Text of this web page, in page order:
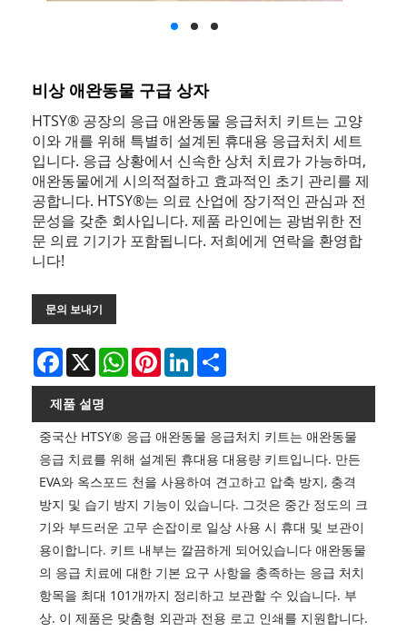
비상 애완동물 구급 상자
HTSY® 공장의 응급 애완동물 응급처치 키트는 고양
이와 개를 위해 특별히 설계된 휴대용 응급처치 세트
입니다. 응급 상황에서 신속한 상처 치료가 가능하며,
애완동물에게 시의적절하고 효과적인 초기 관리를 제
공합니다. HTSY®는 의료 산업에 장기적인 관심과 전
문성을 갖춘 회사입니다. 제품 라인에는 광범위한 전
문 의료 기기가 포함됩니다. 저희에게 연락을 환영합
니다!
문의 보내기
Facebook
X WhatsAppPinterestLinkedIn
제품 설명
중국산 HTSY® 응급 애완동물 응급처치 키트는 애완동물
응급 치료를 위해 설계된 휴대용 대용량 키트입니다. 만든
EVA와 옥스포드 천을 사용하여 견고하고 압축 방지, 충격
방지 및 습기 방지 기능이 있습니다. 그것은 중간 정도의 크
기와 부드러운 고무 손잡이로 일상 사용 시 휴대 및 보관이
용이합니다. 키트 내부는 깔끔하게 되어있습니다 애완동물
의 응급 치료에 대한 기본 요구 사항을 충족하는 응급 처치
항목을 최대 101개까지 정리하고 보관할 수 있습니다. 부
상. 이 제품은 맞춤형 외관과 전용 로고 인쇄를 지원합니다.